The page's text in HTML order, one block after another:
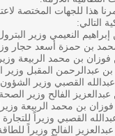
هذا للجهات المختصة
التالي:
النعيمي وزير
محمد بن حمزة أسعد حجار
بن محمد الربيعة
عبدالرحمن المقبل وزير
القصبي وزير
الفالح وزير
بن محمد الربيعة
القصبي وزيراً للتجارة
الفالح وزيراً